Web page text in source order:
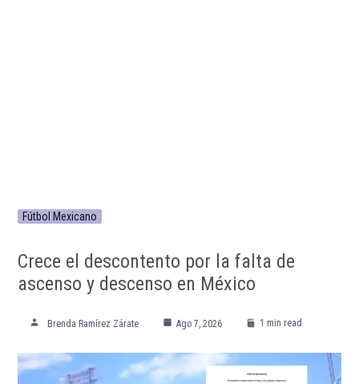
Fútbol Mexicano
Crece el descontento por la falta de
ascenso y descenso en México
Brenda Ramírez Zárate Ago 7, 2026 1 min read